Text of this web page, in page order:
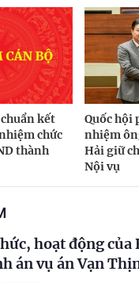
kết
chức
thành
Quốc hội
nhiệm
Hải giữ
Nội vụ
hoạt động của
án vụ án Vạn